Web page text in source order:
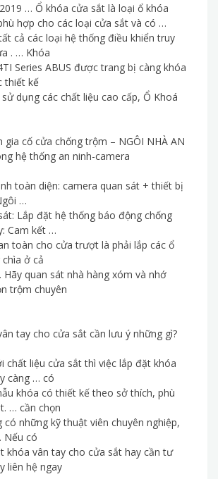
… Ổ khóa cửa sắt là loại ổ khóa
hợp cho các loại cửa sắt và có …
cả các loại hệ thống điều khiển truy
. … Khóa
Series ABUS được trang bị càng khóa
thiết kế
dụng các chất liệu cao cấp, Ổ Khoá
gia cố cửa chống trộm – NGÔI NHÀ AN
hệ thống an ninh-camera
toàn diện: camera quan sát + thiết bị
…
Lắp đặt hệ thống báo động chống
Cam kết …
toàn cho cửa trượt là phải lắp các ổ
ở cả
quan sát nhà hàng xóm và nhớ
trộm chuyên
tay cho cửa sắt cần lưu ý những gì?
chất liệu cửa sắt thì việc lắp đặt khóa
càng … có
khóa có thiết kế theo sở thích, phù
… cần chọn
những kỹ thuật viên chuyên nghiệp,
Nếu có
khóa vân tay cho cửa sắt hay cần tư
liên hệ ngay